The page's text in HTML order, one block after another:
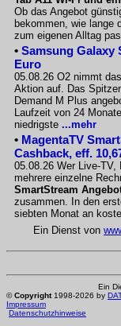
Ob das Angebot
bekommen, wie lange
zum eigenen Alltag
• Samsung Galaxy
Euro
05.08.26 O2 nimmt das
Aktion auf. Das
Demand M Plus
Laufzeit von 24
niedrigste ...mehr
• MagentaTV
Cashback, eff.
05.08.26 Wer Live-
mehrere einzelne
SmartStream
zusammen. In den
siebten Monat an
Ein Dienst von
Ein
©Copyright1998-2026 by
Impressum
Datenschutzhinweise